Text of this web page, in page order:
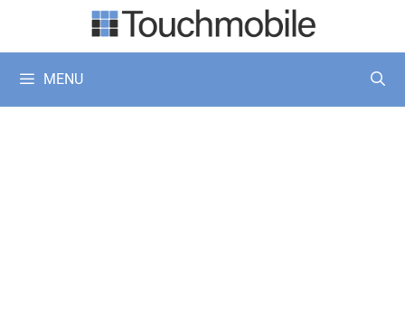
MENU